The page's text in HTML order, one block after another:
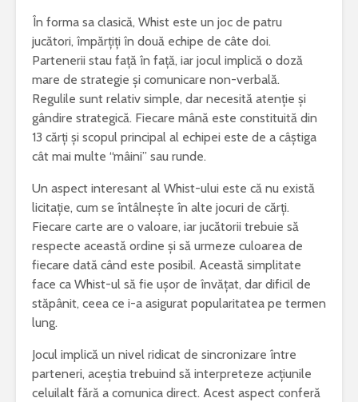
În forma sa clasică, Whist este un joc de patru
jucători, împărțiți în două echipe de câte doi.
Partenerii stau față în față, iar jocul implică o doză
mare de strategie și comunicare non-verbală.
Regulile sunt relativ simple, dar necesită atenție și
gândire strategică. Fiecare mână este constituită din
13 cărți și scopul principal al echipei este de a câștiga
cât mai multe “mâini” sau runde.
Un aspect interesant al Whist-ului este că nu există
licitație, cum se întâlnește în alte jocuri de cărți.
Fiecare carte are o valoare, iar jucătorii trebuie să
respecte această ordine și să urmeze culoarea de
fiecare dată când este posibil. Această simplitate
face ca Whist-ul să fie ușor de învățat, dar dificil de
stăpânit, ceea ce i-a asigurat popularitatea pe termen
lung.
Jocul implică un nivel ridicat de sincronizare între
parteneri, aceștia trebuind să interpreteze acțiunile
celuilalt fără a comunica direct. Acest aspect conferă